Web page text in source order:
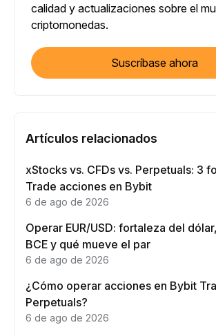
calidad y actualizaciones sobre el
criptomonedas.
Suscríbase ahora
Artículos relacionados
xStocks vs. CFDs vs. Perpetuals: 3
Trade acciones en Bybit
6 de ago de 2026
Operar EUR/USD: fortaleza del
BCE y qué mueve el par
6 de ago de 2026
¿Cómo operar acciones en Bybit
Perpetuals?
6 de ago de 2026